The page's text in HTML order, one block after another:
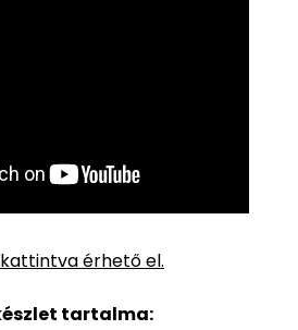
érhető el.
tartalma: